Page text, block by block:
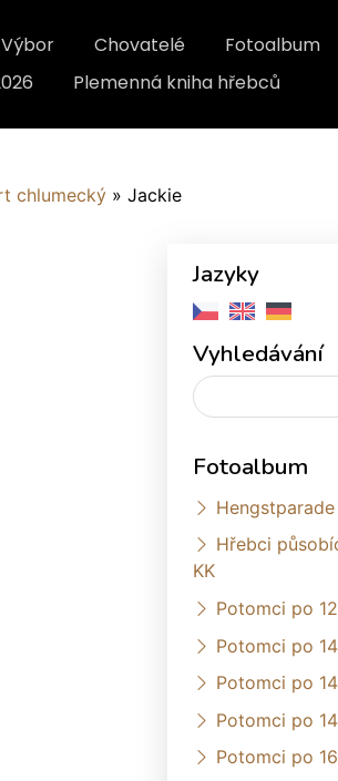
Výbor Chovatelé Fotoalbum
Plemenná kniha hřebců
chlumecký » Jackie
Jazyky
Vyhledávání
Fotoalbum
Hřebci
KK
Potomci po
Potomci po
Potomci po
Potomci po
Potomci po